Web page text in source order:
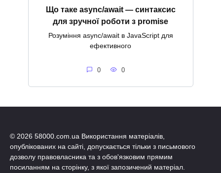
Що таке async/await — синтаксис
для зручної роботи з promise
Розуміння async/await в JavaScript для
ефективного
0 0
© 2026 58000.com.ua Використання матеріалів,
опублікованих на сайті, допускається тільки з письмового
дозволу правовласника та з обов'язковим прямим
посиланням на сторінку, з якої запозичений матеріал.